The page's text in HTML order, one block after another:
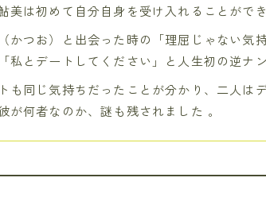
美は初めて自分自身を受け入れることができ
かつお）と出会った時の「理屈じゃない気
私とデートしてください」と人生初の逆ナ
も同じ気持ちだったことが分かり、二人は
が何者なのか、謎も残されました 。